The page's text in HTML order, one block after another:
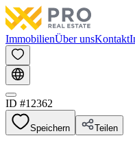
ImmobilienÜber unsKontakt
ID #12362
Speichern Teilen